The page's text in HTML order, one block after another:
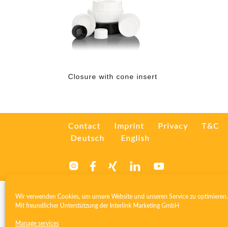
Wir verwenden Cookies, um unsere Website und unseren Service zu optimieren.
Mit freundlicher Unterstützung der Interlink Marketing GmbH
Manage services
Closure with cone insert
Contact Imprint Privacy T&C
Deutsch
English